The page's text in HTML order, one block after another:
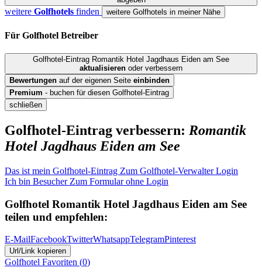
weitere Golfhotels finden weitere Golfhotels in meiner Nähe
Für Golfhotel Betreiber
Golfhotel-Eintrag Romantik Hotel Jagdhaus Eiden am See
aktualisieren oder verbessern
Bewertungen auf der eigenen Seite einbinden
Premium - buchen für diesen Golfhotel-Eintrag
schließen
Golfhotel-Eintrag verbessern: Romantik
Hotel Jagdhaus Eiden am See
Das ist mein Golfhotel-Eintrag Zum Golfhotel-Verwalter Login
Ich bin Besucher Zum Formular ohne Login
Golfhotel Romantik Hotel Jagdhaus Eiden am See
teilen und empfehlen:
E-MailFacebookTwitterWhatsappTelegramPinterest
Url/Link kopieren
Golfhotel Favoriten (0)